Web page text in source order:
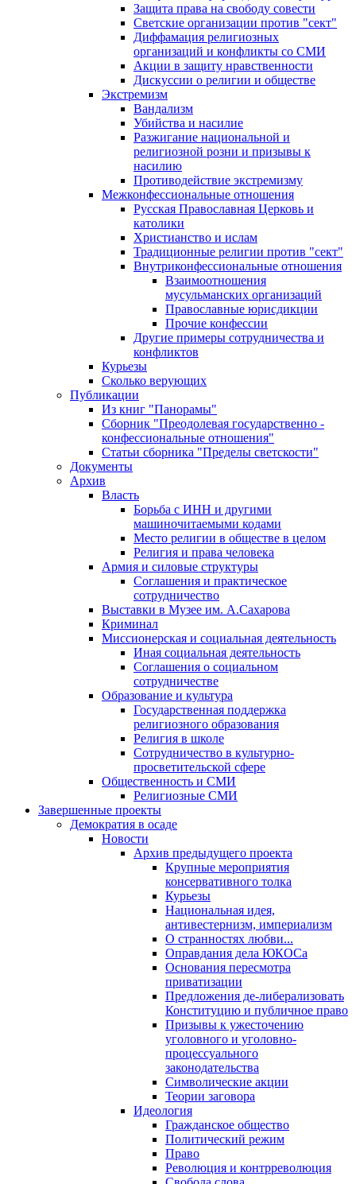
Защита права на свободу совести
Светские организации против "сект"
Диффамация религиозных
организаций и конфликты со СМИ
Акции в защиту нравственности
Дискуссии о религии и обществе
Экстремизм
Вандализм
Убийства и насилие
Разжигание национальной и
религиозной розни и призывы к
насилию
Противодействие экстремизму
Межконфессиональные отношения
Русская Православная Церковь и
католики
Христианство и ислам
Традиционные религии против "сект"
Внутриконфессиональные отношения
Взаимоотношения
мусульманских организаций
Православные юрисдикции
Прочие конфессии
Другие примеры сотрудничества и
конфликтов
Курьезы
Сколько верующих
Публикации
Из книг "Панорамы"
Сборник "Преодолевая государственно -
конфессиональные отношения"
Статьи сборника "Пределы светскости"
Документы
Архив
Власть
Борьба с ИНН и другими
машиночитаемыми кодами
Место религии в обществе в целом
Религия и права человека
Армия и силовые структуры
Соглашения и практическое
сотрудничество
Выставки в Музее им. А.Сахарова
Криминал
Миссионерская и социальная деятельность
Иная социальная деятельность
Соглашения о социальном
сотрудничестве
Образование и культура
Государственная поддержка
религиозного образования
Религия в школе
Сотрудничество в культурно-
просветительской сфере
Общественность и СМИ
Религиозные СМИ
Завершенные проекты
Демократия в осаде
Новости
Архив предыдущего проекта
Крупные мероприятия
консервативного толка
Курьезы
Национальная идея,
антивестернизм, империализм
О странностях любви...
Оправдания дела ЮКОСа
Основания пересмотра
приватизации
Предложения де-либерализовать
Конституцию и публичное право
Призывы к ужесточению
уголовного и уголовно-
процессуального
законодательства
Символические акции
Теории заговора
Идеология
Гражданское общество
Политический режим
Право
Революция и контрреволюция